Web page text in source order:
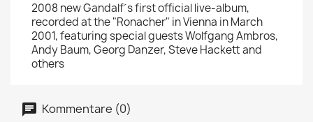
2008 new Gandalf´s first official live-album,
recorded at the "Ronacher" in Vienna in March
2001, featuring special guests Wolfgang Ambros,
Andy Baum, Georg Danzer, Steve Hackett and
others
Kommentare (0)